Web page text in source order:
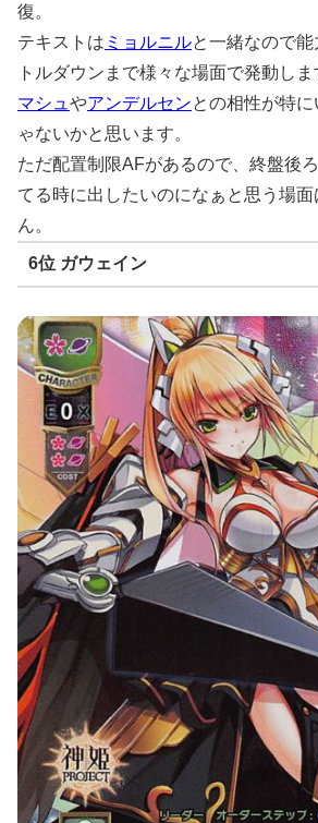
復。
テキストは ミョルニルと一緒なので
トルダウンまで様々な場面で発動しま
マシュ やアンデルセンとの相性が特
ゃないかと思います。
ただ配置制限AFがあるので、終盤後
てる時に出したいのになぁと思う場
ん。
6位 ガウェイン